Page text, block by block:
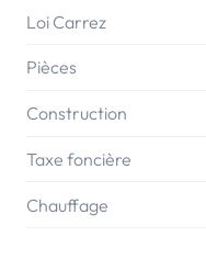
Loi Carrez
Pièces
Construction
Taxe foncière
Chauffage